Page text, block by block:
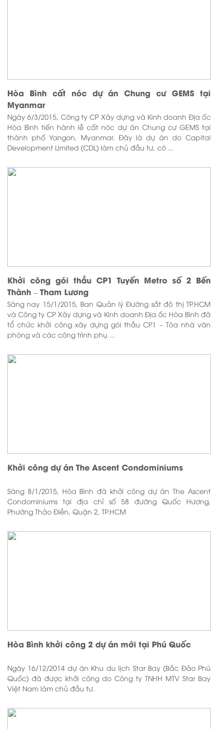
Hòa Bình cất nóc dự án Chung cư GEMS tại
Myanmar
Ngày 6/3/2015, Công ty CP Xây dựng và Kinh doanh Địa ốc
Hòa Bình tiến hành lễ cất nóc dự án Chung cư GEMS tại
thành phố Yangon, Myanmar. Đây là dự án do Capital
Development Limited (CDL) làm chủ đầu tư, có ...
Khởi công gói thầu CP1 Tuyến Metro số 2 Bến
Thành – Tham Lương
Sáng nay 15/1/2015, Ban Quản lý Đường sắt đô thị TP.HCM
và Công ty CP Xây dựng và Kinh doanh Địa ốc Hòa Bình đã
tổ chức khởi công xây dựng gói thầu CP1 – Tòa nhà văn
phòng và các công trình phụ ...
Khởi công dự án The Ascent Condominiums
Sáng 8/1/2015, Hòa Bình đã khởi công dự án The Ascent
Condominiums tại địa chỉ số 58 đường Quốc Hương,
Phường Thảo Điền, Quận 2, TP.HCM
Hòa Bình khởi công 2 dự án mới tại Phú Quốc
Ngày 16/12/2014 dự án Khu du lịch Star Bay (Bắc Đảo Phú
Quốc) đã được khởi công do Công ty TNHH MTV Star Bay
Việt Nam làm chủ đầu tư.